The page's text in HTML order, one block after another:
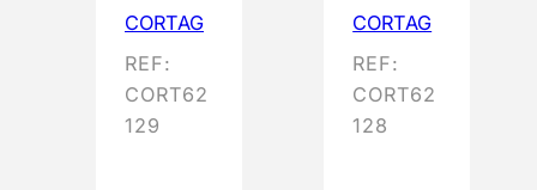
CORTAG
REF:
CORT62
129
CORTAG
REF:
CORT62
128